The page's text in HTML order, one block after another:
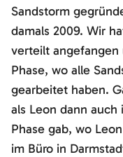
Sandstorm
damals 2009. Wir
verteilt
Phase, wo alle
gearbeitet haben.
als Leon dann auch
Phase gab, wo
im Büro in